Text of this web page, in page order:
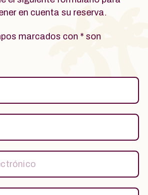
en cuenta su reserva.
marcados con * son